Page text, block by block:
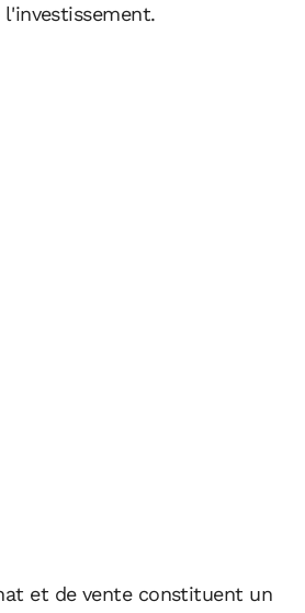
et de vente constituent un